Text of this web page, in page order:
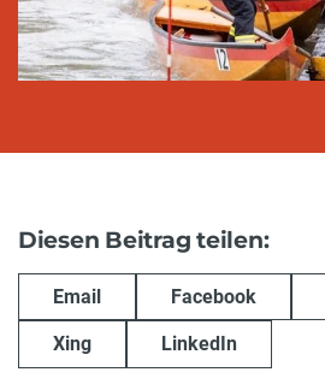
Diesen Beitrag teilen:
Email Facebook
Xing LinkedIn